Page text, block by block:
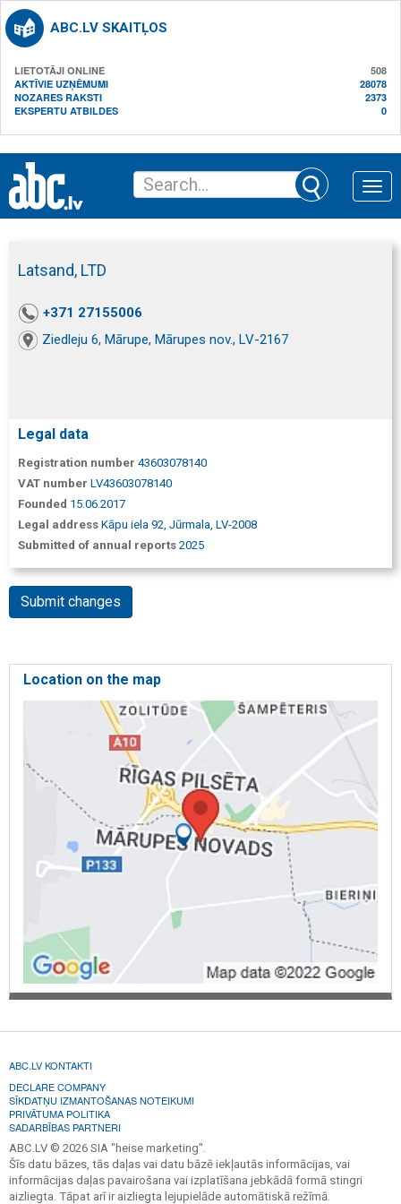
ABC.LV SKAITĻOS
LIETOTĀJI ONLINE
508
AKTĪVIE UZŅĒMUMI
28078
NOZARES RAKSTI
2373
EKSPERTU ATBILDES
0
Toggle
Latsand, LTD
+371 27155006
Ziedleju 6, Mārupe, Mārupes nov., LV-2167
Legal data
Registration number 43603078140
VAT number LV43603078140
Founded 15.06.2017
Legal address Kāpu iela 92, Jūrmala, LV-2008
Submitted of annual reports 2025
Submit changes
Location on the map
ABC.LV KONTAKTI
DECLARE COMPANY
SĪKDATŅU IZMANTOŠANAS NOTEIKUMI
PRIVĀTUMA POLITIKA
SADARBĪBAS PARTNERI
ABC.LV © 2026 SIA "heise marketing".
Šīs datu bāzes, tās daļas vai datu bāzē iekļautās informācijas, vai
informācijas daļas pavairošana vai izplatīšana jebkādā formā stingri
aizliegta. Tāpat arī ir aizliegta lejupielāde automātiskā režīmā.